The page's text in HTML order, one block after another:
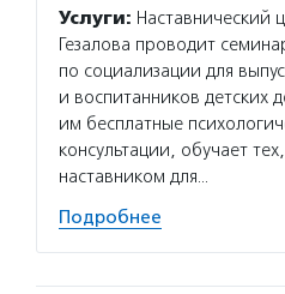
Услуги: Наставнический
Гезалова проводит
по социализации для
и воспитанников детских
им бесплатные
консультации, обучает
наставником для…
Подробнее